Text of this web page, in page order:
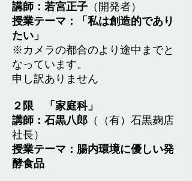
講師：若宮正子 （開発者）
授業テーマ：「私は創造的であり
たい」
※カメラの都合のより途中までと
なっています。
申し訳ありません
２限 「家庭科」
講師：石黒八郎 （（有）石黒麹店
社長）
授業テーマ：腸内環境に優しい発
酵食品